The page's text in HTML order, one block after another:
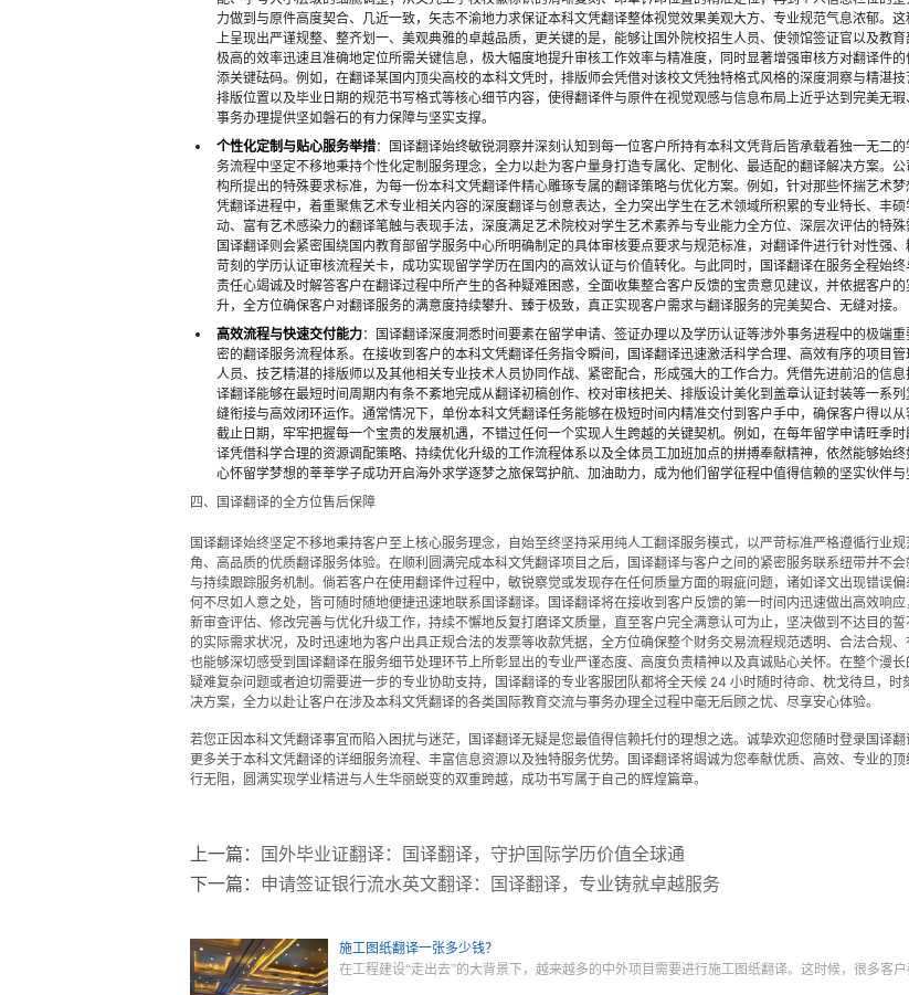
力做到与原件高度契合、几近一致，矢志不渝地力求保证本科文凭翻译整体视觉效果美观大方、专业规范气息浓郁。
上呈现出严谨规整、整齐划一、美观典雅的卓越品质，更关键的是，能够让国外院校招生人员、使领馆签证官以及教
极高的效率迅速且准确地定位所需关键信息，极大幅度地提升审核工作效率与精准度，同时显著增强审核方对翻译件
添关键砝码。例如，在翻译某国内顶尖高校的本科文凭时，排版师会凭借对该校文凭独特格式风格的深度洞察与精湛
排版位置以及毕业日期的规范书写格式等核心细节内容，使得翻译件与原件在视觉观感与信息布局上近乎达到完美无
事务办理提供坚如磐石的有力保障与坚实支撑。
个性化定制与贴心服务举措：国译翻译始终敏锐洞察并深刻认知到每一位客户所持有本科文凭背后皆承载着独一无二
务流程中坚定不移地秉持个性化定制服务理念，全力以赴为客户量身打造专属化、定制化、最适配的翻译解决方案。
构所提出的特殊要求标准，为每一份本科文凭翻译件精心雕琢专属的翻译策略与优化方案。例如，针对那些怀揣艺术
凭翻译进程中，着重聚焦艺术专业相关内容的深度翻译与创意表达，全力突出学生在艺术领域所积累的专业特长、丰
动、富有艺术感染力的翻译笔触与表现手法，深度满足艺术院校对学生艺术素养与专业能力全方位、深层次评估的特
国译翻译则会紧密围绕国内教育部留学服务中心所明确制定的具体审核要点要求与规范标准，对翻译件进行针对性强
苛刻的学历认证审核流程关卡，成功实现留学学历在国内的高效认证与价值转化。与此同时，国译翻译在服务全程始
责任心竭诚及时解答客户在翻译过程中所产生的各种疑难困惑，全面收集整合客户反馈的宝贵意见建议，并依据客户
升，全方位确保客户对翻译服务的满意度持续攀升、臻于极致，真正实现客户需求与翻译服务的完美契合、无缝对接。
高效流程与快速交付能力：国译翻译深度洞悉时间要素在留学申请、签证办理以及学历认证等涉外事务进程中的极端
密的翻译服务流程体系。在接收到客户的本科文凭翻译任务指令瞬间，国译翻译迅速激活科学合理、高效有序的项目
人员、技艺精湛的排版师以及其他相关专业技术人员协同作战、紧密配合，形成强大的工作合力。凭借先进前沿的信
译翻译能够在最短时间周期内有条不紊地完成从翻译初稿创作、校对审核把关、排版设计美化到盖章认证封装等一系
缝衔接与高效闭环运作。通常情况下，单份本科文凭翻译任务能够在极短时间内精准交付到客户手中，确保客户得以
截止日期，牢牢把握每一个宝贵的发展机遇，不错过任何一个实现人生跨越的关键契机。例如，在每年留学申请旺季
译凭借科学合理的资源调配策略、持续优化升级的工作流程体系以及全体员工加班加点的拼搏奉献精神，依然能够始
心怀留学梦想的莘莘学子成功开启海外求学逐梦之旅保驾护航、加油助力，成为他们留学征程中值得信赖的坚实伙伴与
四、国译翻译的全方位售后保障
国译翻译始终坚定不移地秉持客户至上核心服务理念，自始至终坚持采用纯人工翻译服务模式，以严苛标准严格遵循行业
角、高品质的优质翻译服务体验。在顺利圆满完成本科文凭翻译项目之后，国译翻译与客户之间的紧密服务联系纽带并不
与持续跟踪服务机制。倘若客户在使用翻译件过程中，敏锐察觉或发现存在任何质量方面的瑕疵问题，诸如译文出现错误
何不尽如人意之处，皆可随时随地便捷迅速地联系国译翻译。国译翻译将在接收到客户反馈的第一时间内迅速做出高效响
新审查评估、修改完善与优化升级工作，持续不懈地反复打磨译文质量，直至客户完全满意认可为止，坚决做到不达目的
的实际需求状况，及时迅速地为客户出具正规合法的发票等收款凭据，全方位确保整个财务交易流程规范透明、合法合规
也能够深切感受到国译翻译在服务细节处理环节上所彰显出的专业严谨态度、高度负责精神以及真诚贴心关怀。在整个漫
疑难复杂问题或者迫切需要进一步的专业协助支持，国译翻译的专业客服团队都将全天候 24 小时随时待命、枕戈待旦，
决方案，全力以赴让客户在涉及本科文凭翻译的各类国际教育交流与事务办理全过程中毫无后顾之忧、尽享安心体验。
若您正因本科文凭翻译事宜而陷入困扰与迷茫，国译翻译无疑是您最值得信赖托付的理想之选。诚挚欢迎您随时登录国译
更多关于本科文凭翻译的详细服务流程、丰富信息资源以及独特服务优势。国译翻译将竭诚为您奉献优质、高效、专业的
行无阻，圆满实现学业精进与人生华丽蜕变的双重跨越，成功书写属于自己的辉煌篇章。
上一篇：
国外毕业证翻译：国译翻译，守护国际学历价值全球通
下一篇： 申请签证银行流水英文翻译：国译翻译，专业铸就卓越服务
施工图纸翻译一张多少钱？
在工程建设“走出去”的大背景下，越来越多的中外项目需要进行施工图纸翻译。这时候，很多客